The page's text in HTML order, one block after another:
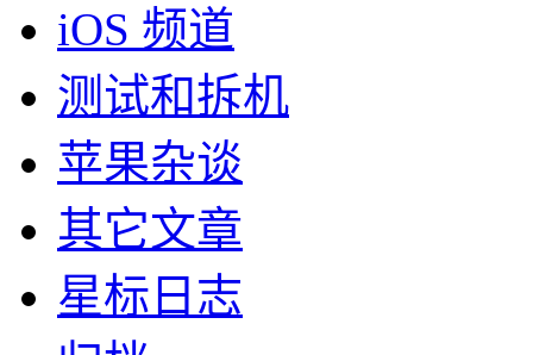
iOS 频道
测试和拆机
苹果杂谈
其它文章
星标日志